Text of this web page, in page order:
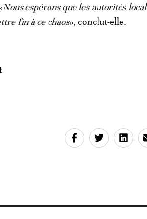
Nous espérons que les autorités
fin à ce chaos», conclut-elle.